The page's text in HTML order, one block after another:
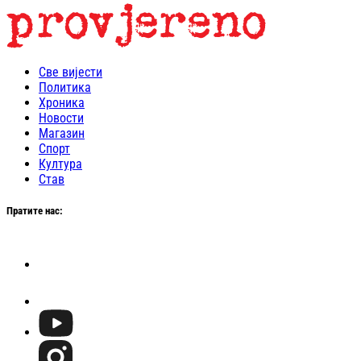
Све вијести
Политика
Хроника
Новости
Магазин
Спорт
Култура
Став
Пратите нас: